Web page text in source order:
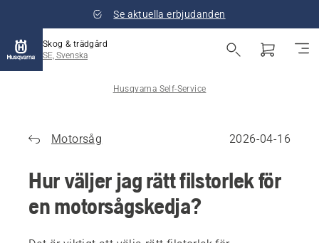
Se aktuella erbjudanden
Skog & trädgård
SE, Svenska
Husqvarna Self-Service
Motorsåg 2026-04-16
Hur väljer jag rätt filstorlek för
en motorsågskedja?